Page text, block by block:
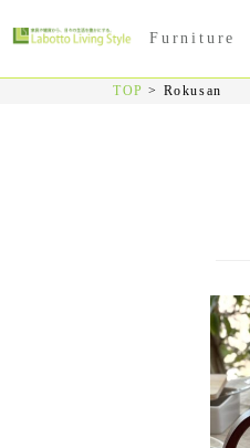
Furniture
TOP > Rokusan